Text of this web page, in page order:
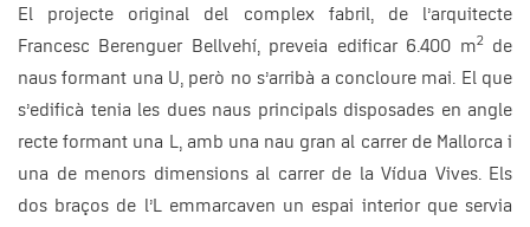
El projecte original del complex fabril, de l’arquitecte
Francesc Berenguer Bellvehí, preveia edificar 6.400 m2de
naus formant una U, però no s’arribà a concloure mai. El que
s’edificà tenia les dues naus principals disposades en angle
recte formant una L, amb una nau gran al carrer de Mallorca i
una de menors dimensions al carrer de la Vídua Vives. Els
dos braços de l’L emmarcaven un espai interior que servia